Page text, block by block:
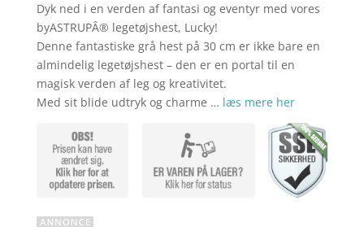
pris
var:
kr.
aktuelle
pris
er:
kr.
Dyk ned i en verden af fantasi og eventyr med vores
byASTRUPÂ® legetøjshest, Lucky!
Denne fantastiske grå hest på 30 cm er ikke bare en
almindelig legetøjshest – den er en portal til en
magisk verden af leg og kreativitet.
Med sit blide udtryk og charme … læs mere her